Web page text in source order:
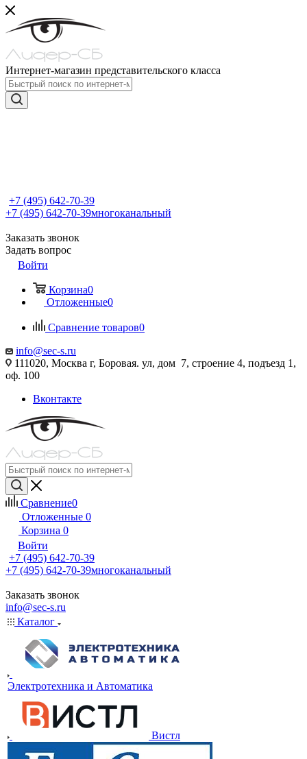
Интернет-магазин представительского класса
+7 (495) 642-70-39
+7 (495) 642-70-39многоканальный
Заказать звонок
Задать вопрос
Войти
Корзина0
Отложенные0
Сравнение товаров0
info@sec-s.ru
111020, Москва г, Боровая. ул, дом 7, строение 4, подъезд 1,
оф. 100
Вконтакте
Сравнение0
Отложенные 0
Корзина 0
Войти
+7 (495) 642-70-39
+7 (495) 642-70-39многоканальный
Заказать звонок
info@sec-s.ru
Каталог
Электротехника и Автоматика
Вистл